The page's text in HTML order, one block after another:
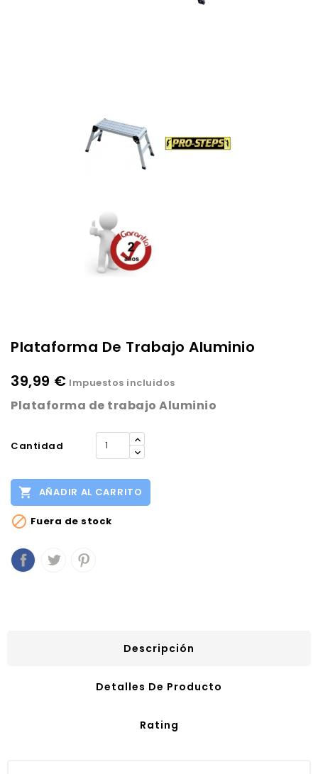
Plataforma De Trabajo Aluminio
39,99 € Impuestos incluidos
Plataforma de trabajo Aluminio
Cantidad
 AÑADIR AL CARRITO
 Fuera de stock
Descripción
Detalles De Producto
Rating